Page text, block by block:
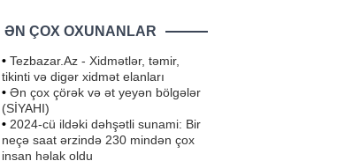
ƏN ÇOX OXUNANLAR
• Tezbazar.Az - Xidmətlər, təmir,
tikinti və digər xidmət elanları
• Ən çox çörək və ət yeyən bölgələr
(SİYAHI)
• 2024-cü ildəki dəhşətli sunami: Bir
neçə saat ərzində 230 mindən çox
insan həlak oldu